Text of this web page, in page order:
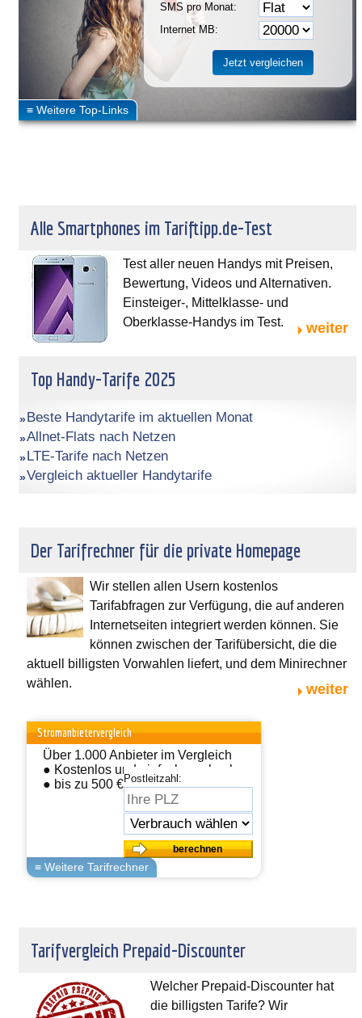
SMS pro Monat:
Internet MB:
Alle Smartphones im Tariftipp.de-Test
Test aller neuen Handys mit Preisen,
Bewertung, Videos und Alternativen.
Einsteiger-, Mittelklasse- und
Oberklasse-Handys im Test.
weiter
Top Handy-Tarife 2025
Beste Handytarife im aktuellen Monat
Allnet-Flats nach Netzen
LTE-Tarife nach Netzen
Vergleich aktueller Handytarife
Der Tarifrechner für die private Homepage
Wir stellen allen Usern kostenlos
Tarifabfragen zur Verfügung, die auf anderen
Internetseiten integriert werden können. Sie
können zwischen der Tarifübersicht, die die
aktuell billigsten Vorwahlen liefert, und dem Minirechner
wählen.
weiter
Stromanbietervergleich
Über 1.000 Anbieter im Vergleich
● Kostenlos und einfach wechseln
● bis zu 500 € sparen
Postleitzahl:
Tarifvergleich Prepaid-Discounter
Welcher Prepaid-Discounter hat
die billigsten Tarife? Wir